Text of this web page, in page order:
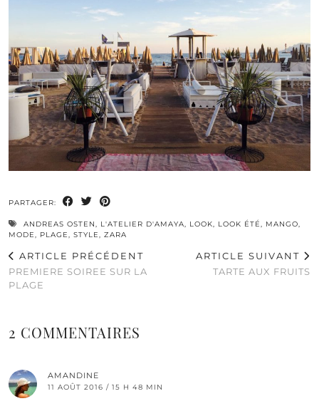
PARTAGER:
ANDREAS OSTEN, L'ATELIER D'AMAYA, LOOK, LOOK ÉTÉ, MANGO,
MODE, PLAGE, STYLE, ZARA
ARTICLE PRÉCÉDENT
PREMIERE SOIREE SUR LA
PLAGE
ARTICLE SUIVANT
TARTE AUX FRUITS
2 COMMENTAIRES
AMANDINE
11 AOÛT 2016 / 15 H 48 MIN